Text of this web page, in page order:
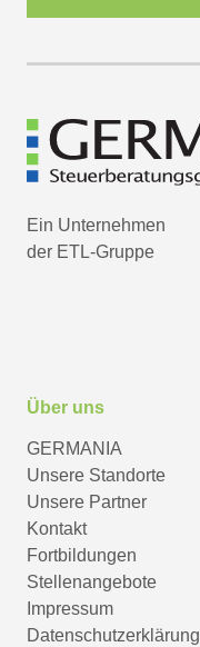
Ein Unternehmen
der ETL-Gruppe
Über uns
GERMANIA
Unsere Standorte
Unsere Partner
Kontakt
Fortbildungen
Stellenangebote
Impressum
Datenschutzerklärung